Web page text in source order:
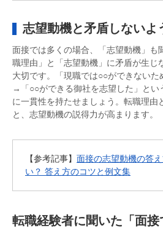
志望動機と矛盾しないよ
面接では多くの場合、「志望動機」も
職理由」と「志望動機」に矛盾が生じ
大切です。「現職では○○ができないた
→「○○ができる御社を志望した」とい
に一貫性を持たせましょう。転職理由
と、志望動機の説得力が高まります。
【参考記事】 面接の志望動機の答
い？ 答え方のコツと例文集
転職経験者に聞いた「面接